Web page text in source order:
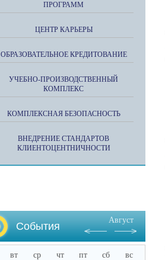
ПРОГРАММ
ЦЕНТР КАРЬЕРЫ
ОБРАЗОВАТЕЛЬНОЕ КРЕДИТОВАНИЕ
УЧЕБНО-ПРОИЗВОДСТВЕННЫЙ
КОМПЛЕКС
КОМПЛЕКСНАЯ БЕЗОПАСНОСТЬ
ВНЕДРЕНИЕ СТАНДАРТОВ
КЛИЕНТОЦЕНТНИЧНОСТИ
События
Август
вт ср чт пт сб вс